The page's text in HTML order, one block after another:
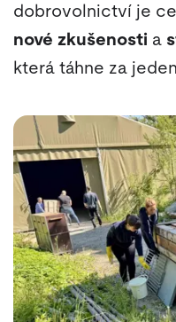
dobrovolnictví je
nové zkušenosti a
která táhne za